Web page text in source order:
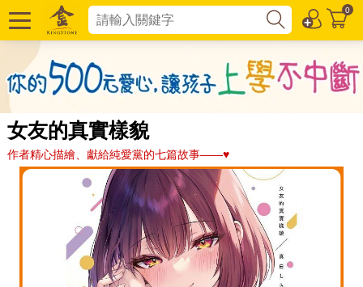
0
女友的真實樣貌
作者精心描繪、獻給純愛黨的七篇故事——♥